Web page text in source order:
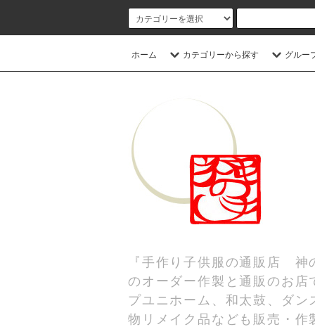
ホーム カテゴリーから探す グルー
『手作り子供服の通販店 神
のオーダー作製と通販のお
プユニホーム、和太鼓、ダ
物リメイク品なども販売・